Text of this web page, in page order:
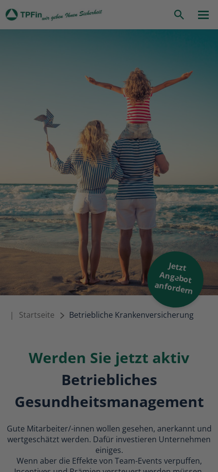
Jetzt
Angebot
anfordern
| Startseite Betriebliche Krankenversicherung
Werden Sie jetzt aktiv
Betriebliches
Gesundheitsmanagement
Gute Mitarbeiter/-innen wollen gesehen, anerkannt und
wertgeschätzt werden. Dafür investieren Unternehmen
einiges.
Wenn aber die Effekte von Team-Events verpuffen,